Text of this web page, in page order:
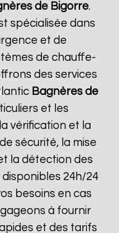
de Bigorre.
spécialisée dans
et de
de chauffe-
des services
Bagnères de
et les
vérification et la
sécurité, la mise
la détection des
24h/24
besoins en cas
à fournir
et des tarifs